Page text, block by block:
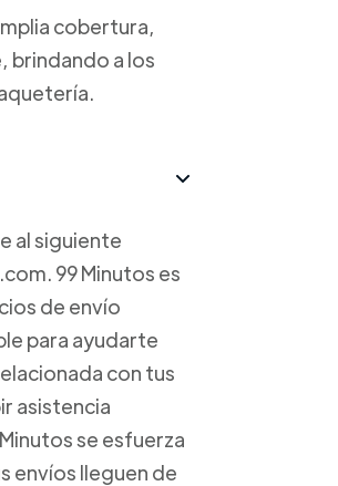
cobertura,
brindando a los
al siguiente
99 Minutos es
de envío
para ayudarte
con tus
asistencia
se esfuerza
envíos lleguen de